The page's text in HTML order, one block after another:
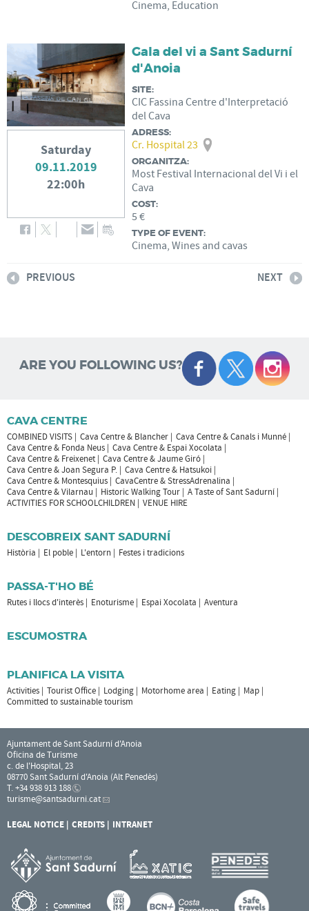
Cinema, Education
Saturday
09.11.2019
22:00h
Gala del vi a Sant Sadurní
d'Anoia
SITE:
CIC Fassina Centre d'Interpretació
del Cava
ADRESS:
Cr. Hospital 23
ORGANITZA:
Most Festival Internacional del Vi i el
Cava
COST:
5 €
TYPE OF EVENT:
Cinema, Wines and cavas
PREVIOUS NEXT
ARE YOU FOLLOWING US?
CAVA CENTRE
COMBINED VISITS Cava Centre & Blancher
Cava Centre & Canals i Munné
Cava Centre & Fonda Neus
Cava Centre & Espai Xocolata
Cava Centre & Freixenet
Cava Centre & Jaume Giró
Cava Centre & Joan Segura P.
Cava Centre & Hatsukoi
Cava Centre & Montesquius
CavaCentre & StressAdrenalina
Cava Centre & Vilarnau
Historic Walking Tour
A Taste of Sant Sadurní
ACTIVITIES FOR SCHOOLCHILDREN
VENUE HIRE
DESCOBREIX SANT SADURNÍ
Història El poble L'entorn Festes i tradicions
PASSA-T'HO BÉ
Rutes i llocs d'interès Enoturisme Espai Xocolata Aventura
ESCUMOSTRA
PLANIFICA LA VISITA
Activities Tourist Office Lodging Motorhome area Eating
Map
Committed to sustainable tourism
Ajuntament de Sant Sadurní d'Anoia
Oficina de Turisme
c. de l'Hospital, 23
08770 Sant Sadurní d'Anoia (Alt Penedès)
T. +34 938 913 188
turisme@santsadurni.cat
LEGAL NOTICE CREDITS INTRANET